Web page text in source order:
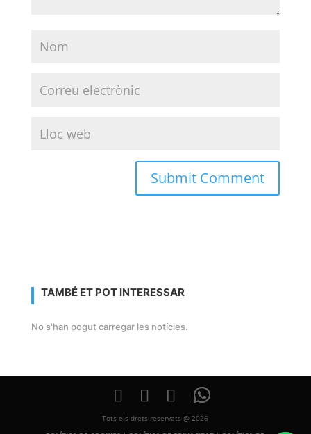
TAMBÉ ET POT INTERESSAR
No s'han pogut carregar les notícies.
Tots els drets reservats @ 2026